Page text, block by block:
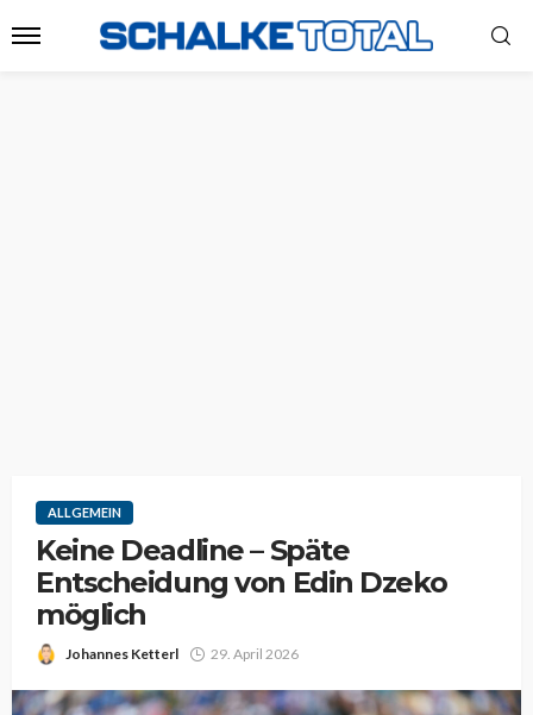
ALLGEMEIN
Keine Deadline – Späte
Entscheidung von Edin Dzeko
möglich
Johannes Ketterl 29. April 2026